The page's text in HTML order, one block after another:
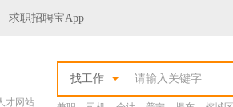
求职招聘宝App
才网站
找工作